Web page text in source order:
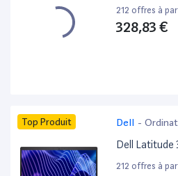
212 offres à
328,83 €
Top Produit Dell -
Dell Latitude
212 offres à